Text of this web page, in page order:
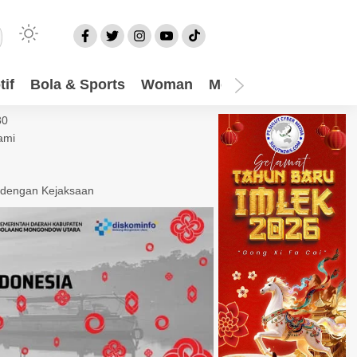
Bola & Sports Woman Mom
Kejaksaan